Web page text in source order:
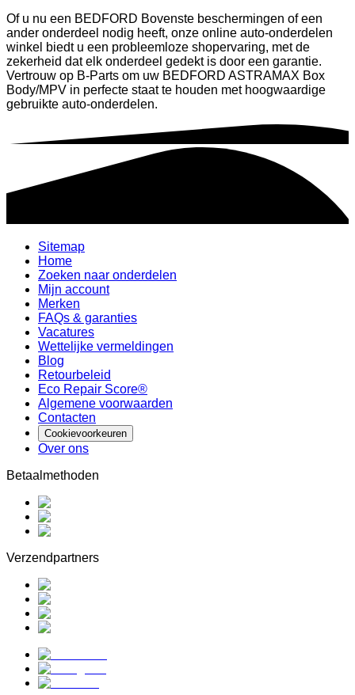
Of u nu een BEDFORD Bovenste beschermingen of een
ander onderdeel nodig heeft, onze online auto-onderdelen
winkel biedt u een probleemloze shopervaring, met de
zekerheid dat elk onderdeel gedekt is door een garantie.
Vertrouw op B-Parts om uw BEDFORD ASTRAMAX Box
Body/MPV in perfecte staat te houden met hoogwaardige
gebruikte auto-onderdelen.
Sitemap
Home
Zoeken naar onderdelen
Mijn account
Merken
FAQs & garanties
Vacatures
Wettelijke vermeldingen
Blog
Retourbeleid
Eco Repair Score®
Algemene voorwaarden
Contacten
Cookievoorkeuren
Over ons
Betaalmethoden
Verzendpartners